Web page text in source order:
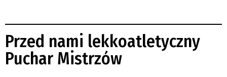
Przed nami lekkoatletyczny
Puchar Mistrzów